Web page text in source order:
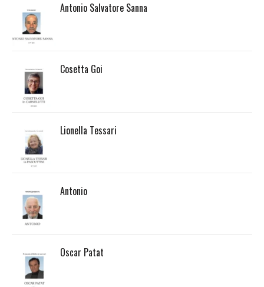
Antonio Salvatore Sanna
Cosetta Goi
Lionella Tessari
Antonio
Oscar Patat